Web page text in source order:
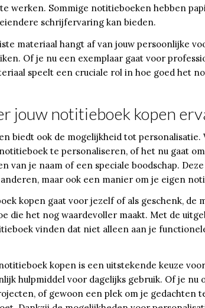
werken. Sommige notitieboeken hebben
schrijfervaring kan bieden.
materiaal hangt af van jouw persoonlijke
Of je nu een exemplaar gaat voor
speelt een cruciale rol in hoe goed het
jouw notitieboek kopen
biedt ook de mogelijkheid tot personalisatie.
te personaliseren, of het nu gaat
van je naam of een speciale boodschap.
maar ook een manier om je eigen
kopen gaat voor jezelf of als geschenk,
die het nog waardevoller maakt. Met de
vinden dat niet alleen aan je
kopen is een uitstekende keuze
hulpmiddel voor dagelijks gebruik. Of je
of gewoon een plek om je gedachten